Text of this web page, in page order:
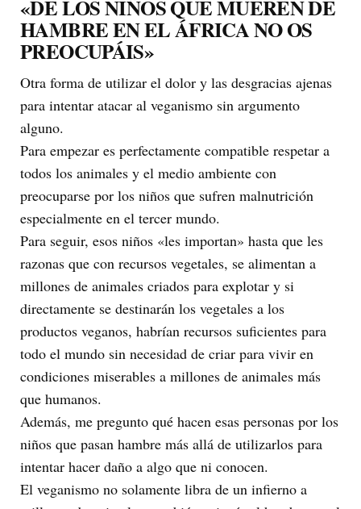
«DE LOS NIÑOS QUE MUEREN DE
HAMBRE EN EL ÁFRICA NO OS
PREOCUPÁIS»
Otra forma de utilizar el dolor y las desgracias ajenas
para intentar atacar al veganismo sin argumento
alguno.
Para empezar es perfectamente compatible respetar a
todos los animales y el medio ambiente con
preocuparse por los niños que sufren malnutrición
especialmente en el tercer mundo.
Para seguir, esos niños «les importan» hasta que les
razonas que con recursos vegetales, se alimentan a
millones de animales criados para explotar y si
directamente se destinarán los vegetales a los
productos veganos, habrían recursos suficientes para
todo el mundo sin necesidad de criar para vivir en
condiciones miserables a millones de animales más
que humanos.
Además, me pregunto qué hacen esas personas por los
niños que pasan hambre más allá de utilizarlos para
intentar hacer daño a algo que ni conocen.
El veganismo no solamente libra de un infierno a